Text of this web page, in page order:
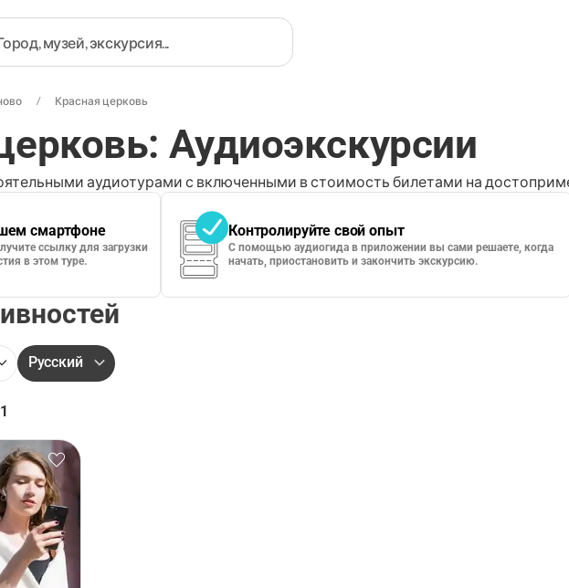
Красная церковь
Аудиоэкскурсии
аудиотурами с включенными в стоимость билетами на
смартфоне
ссылку для загрузки
в этом туре.
Контролируйте свой опыт
С помощью аудиогида в приложении вы сами решаете, когда
начать, приостановить и закончить экскурсию.
Русский
1